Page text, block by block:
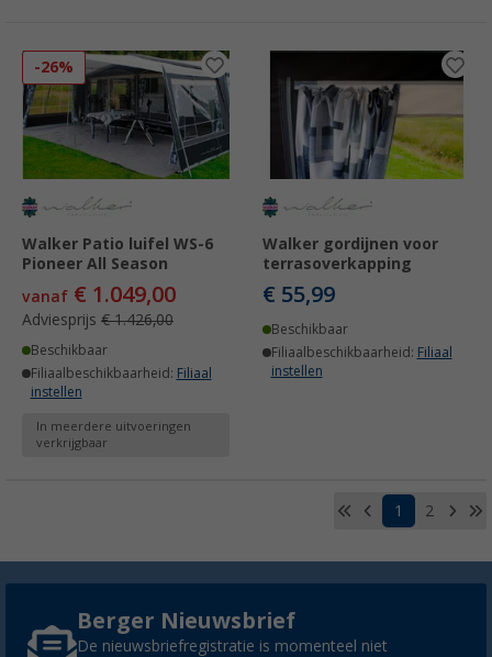
-26%
Walker Patio luifel WS-6
Pioneer All Season
vanaf € 1.049,00
Adviesprijs € 1.426,00
Beschikbaar
Filiaalbeschikbaarheid: Filiaal
instellen
In meerdere uitvoeringen
verkrijgbaar
Walker gordijnen voor
terrasoverkapping
€ 55,99
Beschikbaar
Filiaalbeschikbaarheid: Filiaal
instellen
1 2
Berger Nieuwsbrief
De nieuwsbriefregistratie is momenteel niet